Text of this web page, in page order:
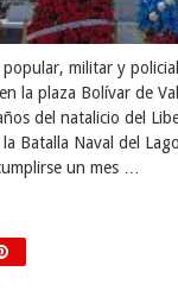
militar y
la plaza Bolívar de
del natalicio del
Batalla Naval del
un mes …